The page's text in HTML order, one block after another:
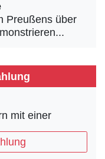
Preußens über
mit einer